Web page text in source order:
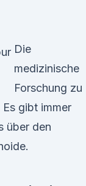
Die
medizinische
Forschung zu
gibt immer
über den